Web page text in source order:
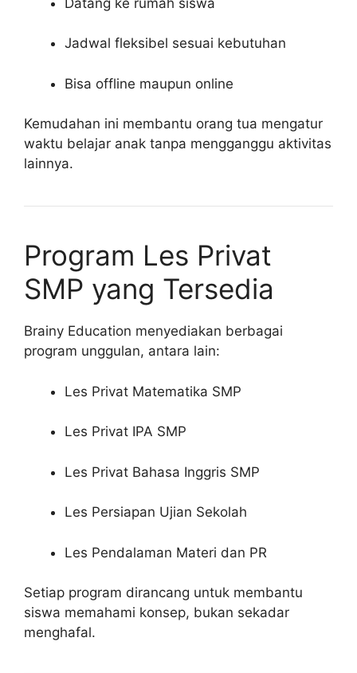
Jadwal fleksibel sesuai kebutuhan
Bisa offline maupun online
Kemudahan ini membantu orang tua mengatur
waktu belajar anak tanpa mengganggu aktivitas
lainnya.
Program Les Privat
SMP yang Tersedia
Brainy Education menyediakan berbagai
program unggulan, antara lain:
Les Privat Matematika SMP
Les Privat IPA SMP
Les Privat Bahasa Inggris SMP
Les Persiapan Ujian Sekolah
Les Pendalaman Materi dan PR
Setiap program dirancang untuk membantu
siswa memahami konsep, bukan sekadar
menghafal.